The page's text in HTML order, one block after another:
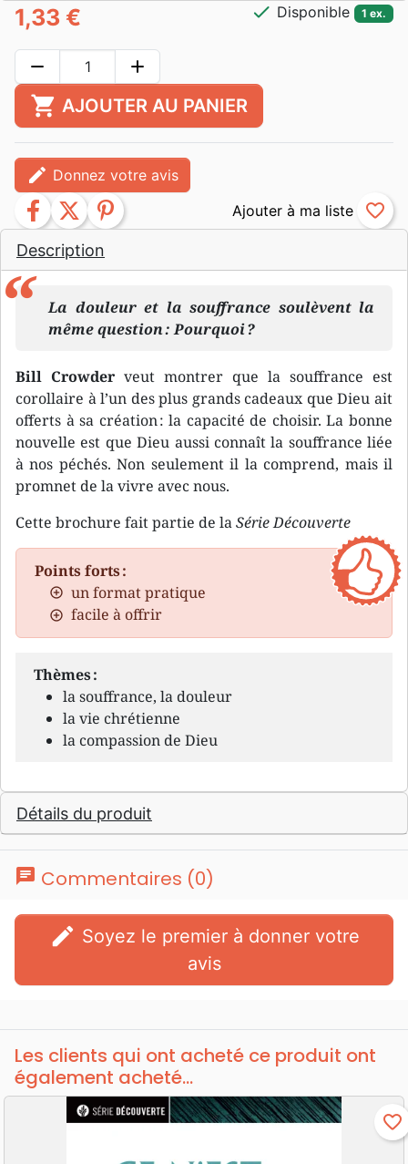
Description
La douleur et la souffrance soulèvent la
même question : Pourquoi ?
Bill Crowder veut montrer que la souffrance est
corollaire à l’un des plus grands cadeaux que Dieu ait
offerts à sa création : la capacité de choisir. La bonne
nouvelle est que Dieu aussi connaît la souffrance liée
à nos péchés. Non seulement il la comprend, mais il
promnet de la vivre avec nous.
Cette brochure fait partie de laSérie Découverte
Points forts :
un format pratique
facile à offrir
Thèmes :
la souffrance, la douleur
la vie chrétienne
la compassion de Dieu
Détails du produit
1,33 € check Disponible 1 ex.
remove add
shopping_cart AJOUTER AU PANIER
edit Donnez votre avis
facebook twitter pinterest favorite_border
chat Commentaires (0)
edit
avis
Les clients qui ont acheté ce produit ont
également acheté...
favorite_border